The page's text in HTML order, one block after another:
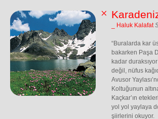
_ Haluk Kalafat
“Buralarda kar
bakarken Paşa
kadar
değil, nüfus
Avusor
Koltuğunun
Kaçkar’ın
yol yol yaylaya
şiirlerini okuyor.